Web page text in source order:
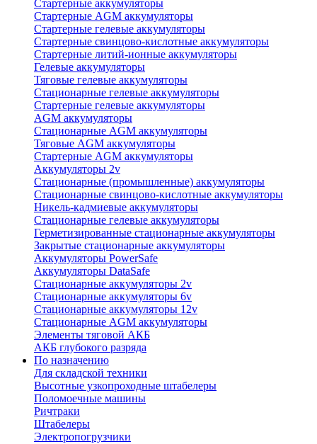
Стартерные аккумуляторы
Стартерные AGM аккумуляторы
Стартерные гелевые аккумуляторы
Стартерные свинцово-кислотные аккумуляторы
Стартерные литий-ионные аккумуляторы
Гелевые аккумуляторы
Тяговые гелевые аккумуляторы
Стационарные гелевые аккумуляторы
Стартерные гелевые аккумуляторы
AGM аккумуляторы
Стационарные AGM аккумуляторы
Тяговые AGM аккумуляторы
Стартерные AGM аккумуляторы
Аккумуляторы 2v
Стационарные (промышленные) аккумуляторы
Стационарные свинцово-кислотные аккумуляторы
Никель-кадмиевые аккумуляторы
Стационарные гелевые аккумуляторы
Герметизированные стационарные аккумуляторы
Закрытые стационарные аккумуляторы
Аккумуляторы PowerSafe
Аккумуляторы DataSafe
Стационарные аккумуляторы 2v
Стационарные аккумуляторы 6v
Стационарные аккумуляторы 12v
Стационарные AGM аккумуляторы
Элементы тяговой АКБ
АКБ глубокого разряда
По назначению
Для складской техники
Высотные узкопроходные штабелеры
Поломоечные машины
Ричтраки
Штабелеры
Электропогрузчики